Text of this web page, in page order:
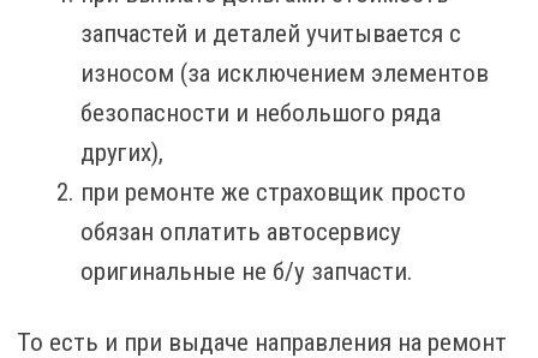
запчастей и деталей учитывается с
износом (за исключением элементов
безопасности и небольшого ряда
других),
при ремонте же страховщик просто
обязан оплатить автосервису
оригинальные не б/у запчасти.
То есть и при выдаче направления на ремонт